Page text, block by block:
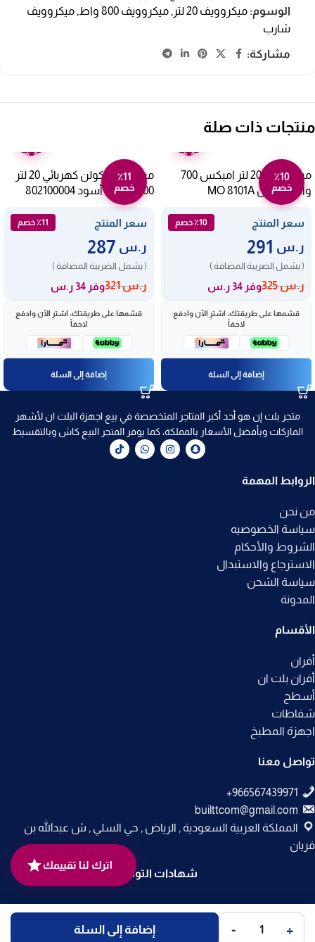
الوسوم: ميكروويف 20 لتر , ميكروويف 800 واط , ميكروويف
شارب
مشاركة:
منتجات ذات صلة
٪10
خصم
ميكروويف 20 لتر امبكس 700
وات – أبيض MO 8101A
سعر المنتج ٪10 خصم
ر.س
( يشمل الضريبة المضافة )
ر.س325 وفر 34 ر.س
قسّمها على طريقتك، اشترِ الآن وادفع
لاحقاً
إضافة إلى السلة
٪11
خصم
ميكروويف كولن كهربائي 20 لتر
1100 وات – أسود 802100004
سعر المنتج ٪11 خصم
ر.س
( يشمل الضريبة المضافة )
ر.س321 وفر 34 ر.س
قسّمها على طريقتك، اشترِ الآن وادفع
لاحقاً
إضافة إلى السلة
متجر بلت إن هو أحد أكبر المتاجر المتخصصة في بيع اجهزة البلت ان لأشهر
الماركات وبأفضل الأسعار بالمملكة، كما يوفر المتجر البيع كاش وبالتقسيط
الروابط المهمة
من نحن
سياسة الخصوصيه
الشروط والأحكام
الاسترجاع والاستبدال
سياسة الشحن
المدونة
الأقسام
أفران
أفران بلت ان
أسطح
شفاطات
اجهزة المطبخ
تواصل معنا
builttcom@gmail.com
المملكة العربية السعودية , الرياض , حي السلي , ش عبدالله بن
فريان
شهادات التوثيق
جميع الحقوق محفوظة لـمتجر بلت إن© 2025.
تم التطوير بواسطةCode Times
. +
- إضافة إلى السلة
اترك لنا تقييمك